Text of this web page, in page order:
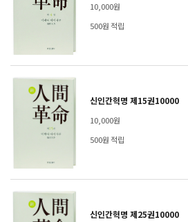
10,000원
500원 적립
신인간혁명 제15권10000
10,000원
500원 적립
신인간혁명 제25권10000